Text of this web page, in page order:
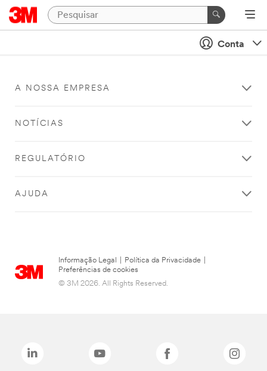
Conta
A NOSSA EMPRESA
NOTÍCIAS
REGULATÓRIO
AJUDA
Informação Legal Política da Privacidade
Preferências de cookies
© 3M 2026. All Rights Reserved.